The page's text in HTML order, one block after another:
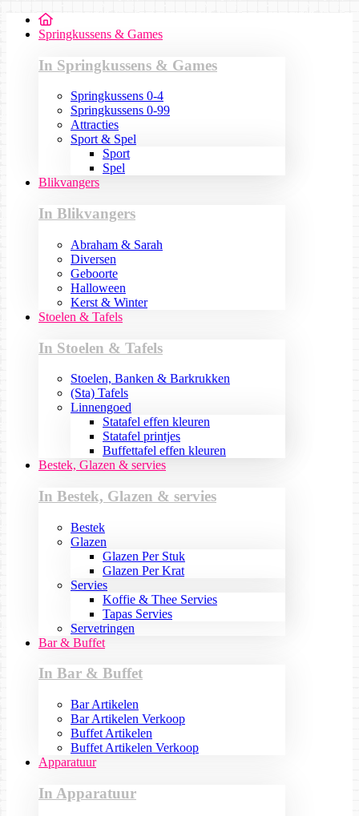
Springkussens & Games
In Springkussens & Games
Springkussens 0-4
Springkussens 0-99
Attracties
Sport & Spel
Sport
Spel
Blikvangers
In Blikvangers
Abraham & Sarah
Diversen
Geboorte
Halloween
Kerst & Winter
Stoelen & Tafels
In Stoelen & Tafels
Stoelen, Banken & Barkrukken
(Sta) Tafels
Linnengoed
Statafel effen kleuren
Statafel printjes
Buffettafel effen kleuren
Bestek, Glazen & servies
In Bestek, Glazen & servies
Bestek
Glazen
Glazen Per Stuk
Glazen Per Krat
Servies
Koffie & Thee Servies
Tapas Servies
Servetringen
Bar & Buffet
In Bar & Buffet
Bar Artikelen
Bar Artikelen Verkoop
Buffet Artikelen
Buffet Artikelen Verkoop
Apparatuur
In Apparatuur